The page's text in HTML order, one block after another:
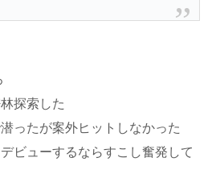
探索した
ったが案外ヒットしなかった
ビューするならすこし奮発して